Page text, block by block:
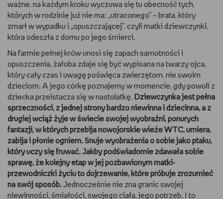
ważne, na każdym kroku wyczuwa się tu obecność tych,
których w rodzinie już nie ma: „utraconego” – brata, który
zmarł w wypadku i „opuszczającej”, czyli matki dziewczynki,
która odeszła z domu po jego śmierci.
Na farmie pełnej krów unosi się zapach samotności i
opuszczenia, żałoba zdaje się być wypisana na twarzy ojca,
który cały czas i uwagę poświęca zwierzętom, nie swoim
dzieciom. A jego córkę poznajemy w momencie, gdy powoli z
dziecka przeistacza się w nastolatkę. Dziewczynka jest pełna
sprzeczności, z jednej strony bardzo niewinna i dziecinna, a z
drugiej wciąż żyje w świecie swojej wyobraźni, ponurych
fantazji, w których przebija nowojorskie wieże WTC, umiera,
zabija i płonie ogniem. Snuje wyobrażenia o sobie jako ptaku,
który uczy się fruwać. Jakby podświadomie zdawała sobie
sprawę, że kolejny etap w jej pozbawionym matki-
przewodniczki życiu to dojrzewanie, które próbuje zrozumieć
na swój sposób. Jednocześnie nie zna granic swojej
niewinności, śmiałości, swojego ciała, jego potrzeb. I to